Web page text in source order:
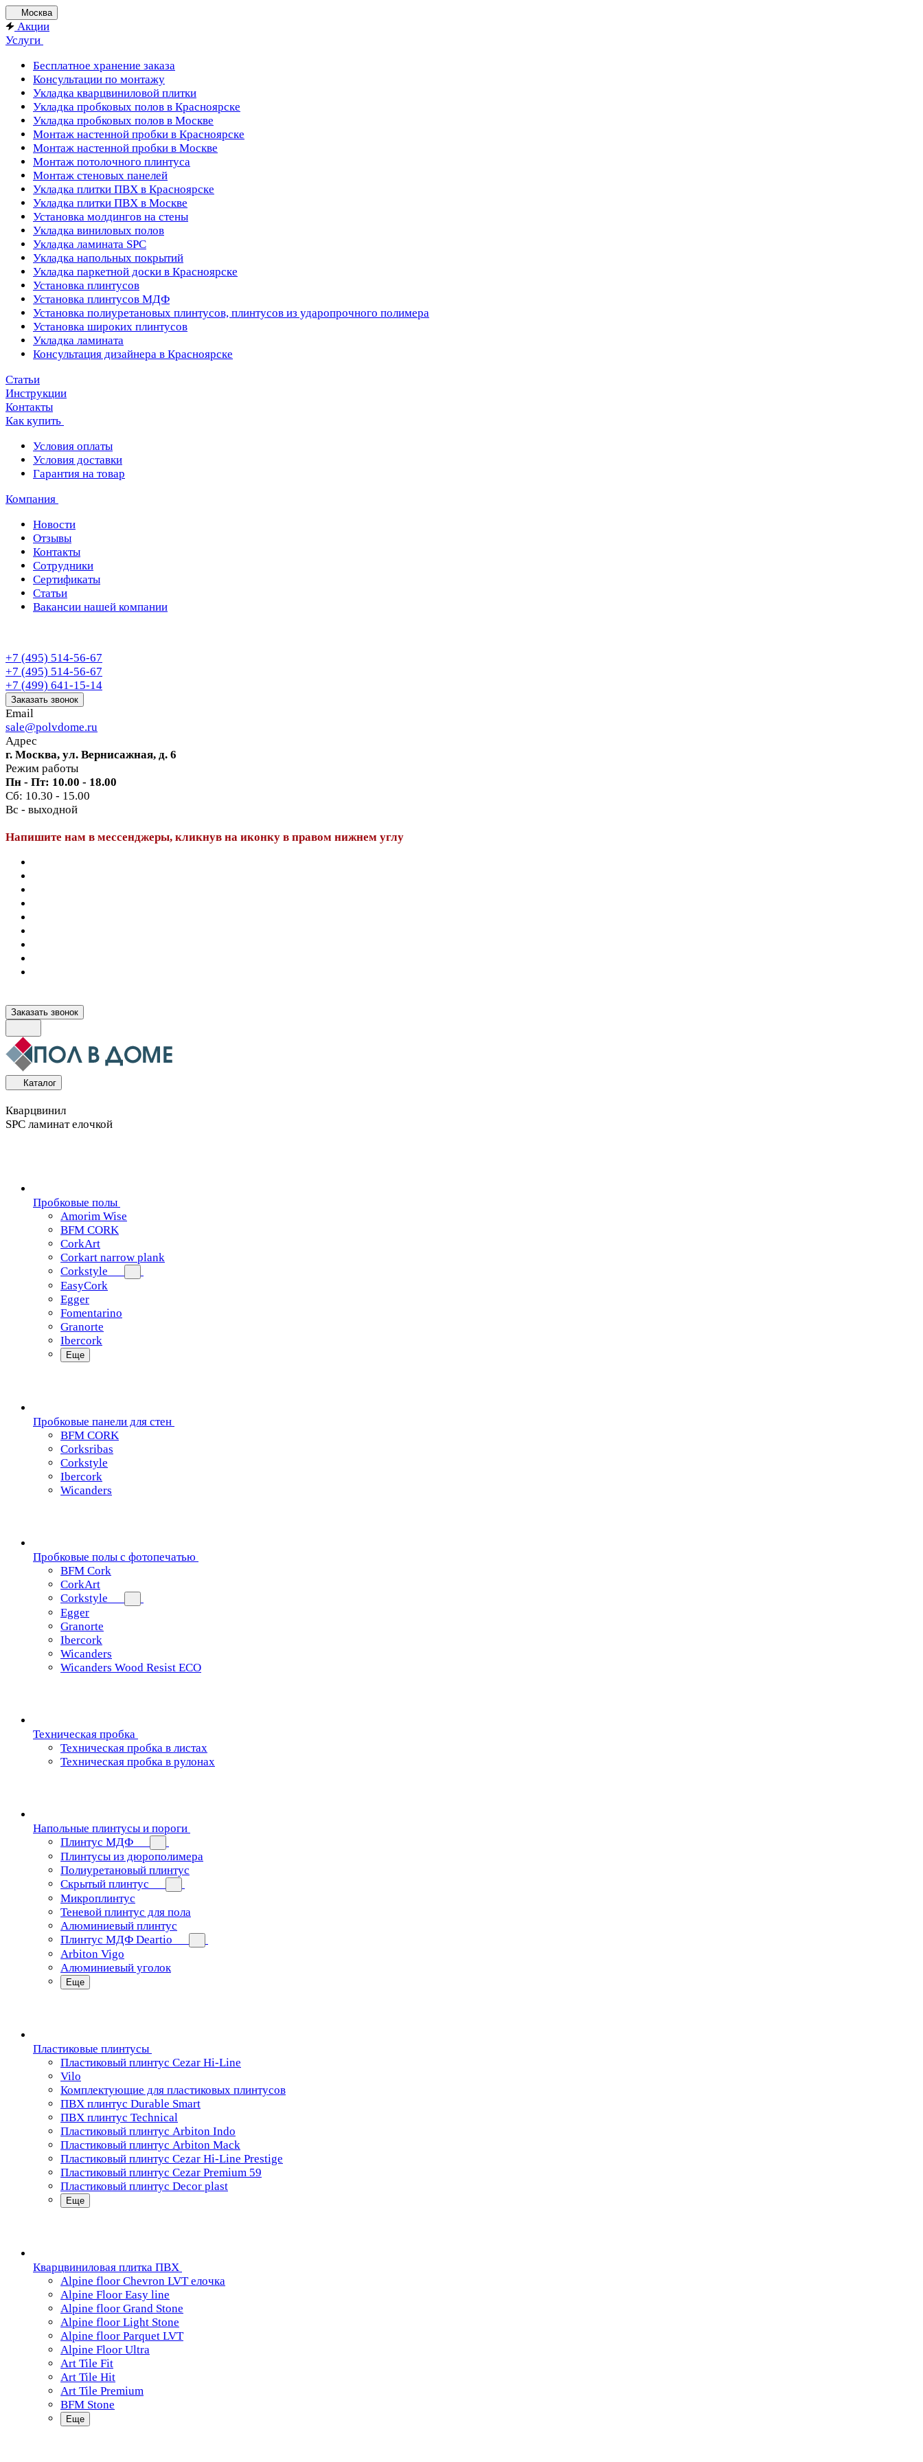
Москва
Акции
Услуги
Бесплатное хранение заказа
Консультации по монтажу
Укладка кварцвиниловой плитки
Укладка пробковых полов в Красноярске
Укладка пробковых полов в Москве
Монтаж настенной пробки в Красноярске
Монтаж настенной пробки в Москве
Монтаж потолочного плинтуса
Монтаж стеновых панелей
Укладка плитки ПВХ в Красноярске
Укладка плитки ПВХ в Москве
Установка молдингов на стены
Укладка виниловых полов
Укладка ламината SPC
Укладка напольных покрытий
Укладка паркетной доски в Красноярске
Установка плинтусов
Установка плинтусов МДФ
Установка полиуретановых плинтусов, плинтусов из ударопрочного полимера
Установка широких плинтусов
Укладка ламината
Консультация дизайнера в Красноярске
Статьи
Инструкции
Контакты
Как купить
Условия оплаты
Условия доставки
Гарантия на товар
Компания
Новости
Отзывы
Контакты
Сотрудники
Сертификаты
Статьи
Вакансии нашей компании
+7 (495) 514-56-67
+7 (495) 514-56-67
+7 (499) 641-15-14
Заказать звонок
Email
sale@polvdome.ru
Адрес
г. Москва, ул. Вернисажная, д. 6
Режим работы
Пн - Пт: 10.00 - 18.00
Сб: 10.30 - 15.00
Вс - выходной
Напишите нам в мессенджеры, кликнув на иконку в правом нижнем углу
Заказать звонок
Каталог
Кварцвинил
SPC ламинат елочкой
Пробковые полы
Amorim Wise
BFM CORK
CorkArt
Corkart narrow plank
Corkstyle
EasyCork
Egger
Fomentarino
Granorte
Ibercork
Еще
Пробковые панели для стен
BFM CORK
Corksribas
Corkstyle
Ibercork
Wicanders
Пробковые полы с фотопечатью
BFM Cork
CorkArt
Corkstyle
Egger
Granorte
Ibercork
Wicanders
Wicanders Wood Resist ECO
Техническая пробка
Техническая пробка в листах
Техническая пробка в рулонах
Напольные плинтусы и пороги
Плинтус МДФ
Плинтусы из дюрополимера
Полиуретановый плинтус
Скрытый плинтус
Микроплинтус
Теневой плинтус для пола
Алюминиевый плинтус
Плинтус МДФ Deartio
Arbiton Vigo
Алюминиевый уголок
Еще
Пластиковые плинтусы
Пластиковый плинтус Cezar Hi-Line
Vilo
Комплектующие для пластиковых плинтусов
ПВХ плинтус Durable Smart
ПВХ плинтус Technical
Пластиковый плинтус Arbiton Indo
Пластиковый плинтус Arbiton Mack
Пластиковый плинтус Cezar Hi-Line Prestige
Пластиковый плинтус Cezar Premium 59
Пластиковый плинтус Decor plast
Еще
Кварцвиниловая плитка ПВХ
Alpine floor Chevron LVT елочка
Alpine Floor Easy line
Alpine floor Grand Stone
Alpine floor Light Stone
Alpine floor Parquet LVT
Alpine Floor Ultra
Art Tile Fit
Art Tile Hit
Art Tile Premium
BFM Stone
Еще